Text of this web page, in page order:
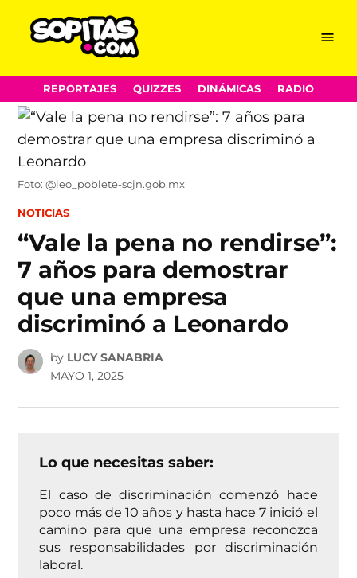
Skip
to
content
Menu
REPORTAJES QUIZZES DINÁMICAS RADIO
Foto: @leo_poblete-scjn.gob.mx
POSTED
NOTICIAS
“Vale la pena no rendirse”:
7 años para demostrar
que una empresa
discriminó a Leonardo
by LUCY SANABRIA
MAYO 1, 2025
Lo que necesitas saber:
El caso de discriminación comenzó hace
poco más de 10 años y hasta hace 7 inició el
camino para que una empresa reconozca
sus responsabilidades por discriminación
laboral.